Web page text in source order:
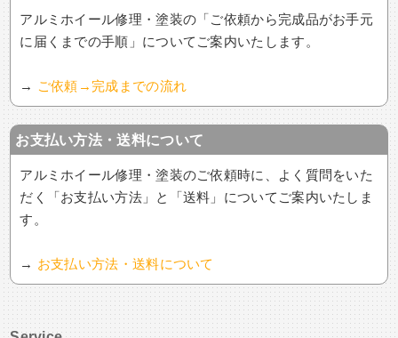
アルミホイール修理・塗装の「ご依頼から完成品がお手元
に届くまでの手順」についてご案内いたします。
→ ご依頼→完成までの流れ
お支払い方法・送料について
アルミホイール修理・塗装のご依頼時に、よく質問をいた
だく「お支払い方法」と「送料」についてご案内いたしま
す。
→ お支払い方法・送料について